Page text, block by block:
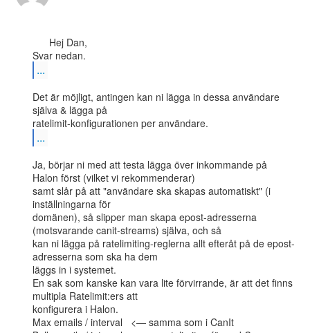
...
Det är möjligt, antingen kan ni lägga in dessa användare
själva & lägga på
...
Ja, börjar ni med att testa lägga över inkommande på
Halon först (vilket vi rekommenderar)
samt slår på att "användare ska skapas automatiskt" (i
inställningarna för
domänen), så slipper man skapa epost-adresserna
(motsvarande canit-streams) själva, och så
kan ni lägga på ratelimiting-reglerna allt efteråt på de epost-
adresserna som ska ha dem
läggs in i systemet.
En sak som kanske kan vara lite förvirrande, är att det finns
multipla Ratelimit:ers att
konfigurera i Halon.
Max emails / interval   <— samma som i CanIt